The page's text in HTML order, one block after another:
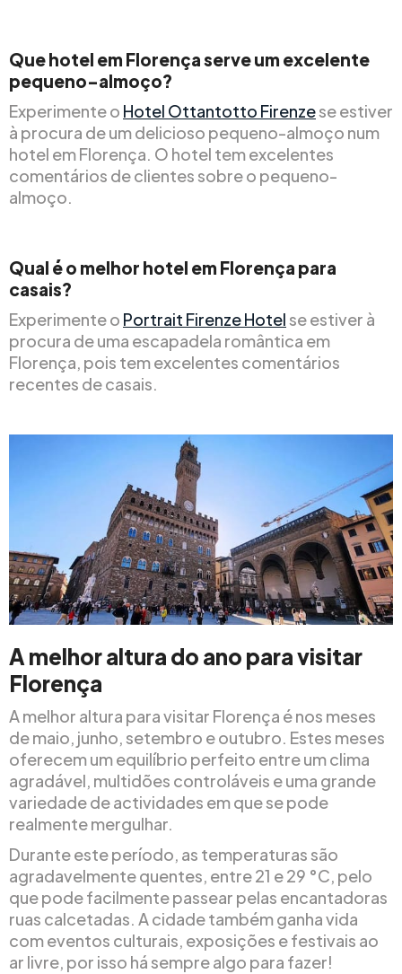
Que hotel em Florença serve um excelente
pequeno-almoço?
Experimente o Hotel Ottantotto Firenzese estiver
à procura de um delicioso pequeno-almoço num
hotel em Florença. O hotel tem excelentes
comentários de clientes sobre o pequeno-
almoço.
Qual é o melhor hotel em Florença para
casais?
Experimente o Portrait Firenze Hotelse estiver à
procura de uma escapadela romântica em
Florença, pois tem excelentes comentários
recentes de casais.
A melhor altura do ano para visitar
Florença
A melhor altura para visitar Florença é nos meses
de maio, junho, setembro e outubro. Estes meses
oferecem um equilíbrio perfeito entre um clima
agradável, multidões controláveis e uma grande
variedade de actividades em que se pode
realmente mergulhar.
Durante este período, as temperaturas são
agradavelmente quentes, entre 21 e 29 °C, pelo
que pode facilmente passear pelas encantadoras
ruas calcetadas. A cidade também ganha vida
com eventos culturais, exposições e festivais ao
ar livre, por isso há sempre algo para fazer!